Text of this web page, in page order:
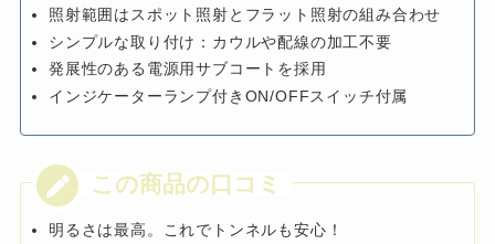
照射範囲はスポット照射とフラット照射の組み合わせ
シンプルな取り付け：カウルや配線の加工不要
発展性のある電源用サブコートを採用
インジケーターランプ付きON/OFFスイッチ付属
明るさは最高。これでトンネルも安心！